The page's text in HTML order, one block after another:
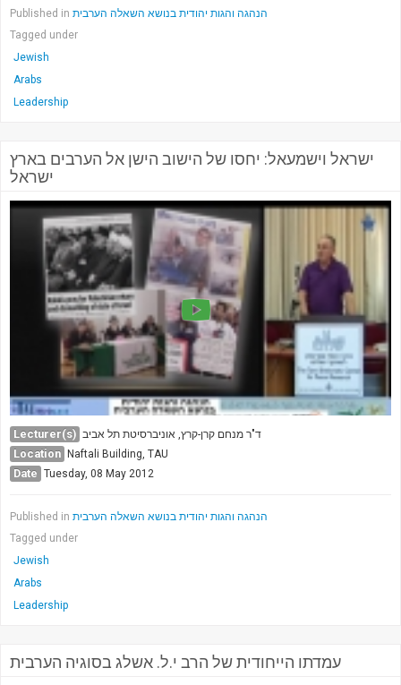
Published in הנהגה והגות יהודית בנושא השאלה הערבית
Tagged under
Jewish
Arabs
Leadership
ישראל וישמעאל: יחסו של הישוב הישן אל הערבים בארץ
ישראל
Lecturer(s) ד"ר מנחם קרן-קרץ, אוניברסיטת תל אביב
Location Naftali Building, TAU
Date Tuesday, 08 May 2012
Published in הנהגה והגות יהודית בנושא השאלה הערבית
Tagged under
Jewish
Arabs
Leadership
עמדתו הייחודית של הרב י.ל. אשלג בסוגיה הערבית